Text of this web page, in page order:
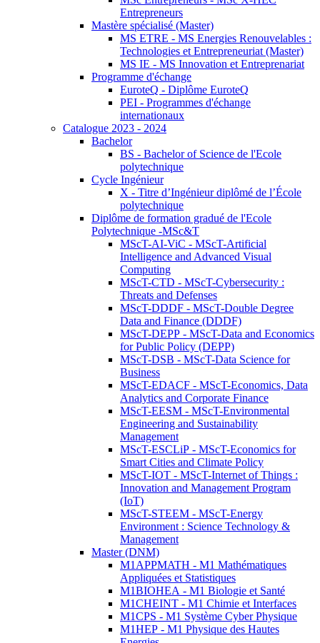
Entrepreneurs
Mastère spécialisé (Master)
MS ETRE - MS Energies Renouvelables :
Technologies et Entrepreneuriat (Master)
MS IE - MS Innovation et Entreprenariat
Programme d'échange
EuroteQ - Diplôme EuroteQ
PEI - Programmes d'échange
internationaux
Catalogue 2023 - 2024
Bachelor
BS - Bachelor of Science de l'Ecole
polytechnique
Cycle Ingénieur
X - Titre d’Ingénieur diplômé de l’École
polytechnique
Diplôme de formation gradué de l'Ecole
Polytechnique -MSc&T
MScT-AI-ViC - MScT-Artificial
Intelligence and Advanced Visual
Computing
MScT-CTD - MScT-Cybersecurity :
Threats and Defenses
MScT-DDDF - MScT-Double Degree
Data and Finance (DDDF)
MScT-DEPP - MScT-Data and Economics
for Public Policy (DEPP)
MScT-DSB - MScT-Data Science for
Business
MScT-EDACF - MScT-Economics, Data
Analytics and Corporate Finance
MScT-EESM - MScT-Environmental
Engineering and Sustainability
Management
MScT-ESCLiP - MScT-Economics for
Smart Cities and Climate Policy
MScT-IOT - MScT-Internet of Things :
Innovation and Management Program
(IoT)
MScT-STEEM - MScT-Energy
Environment : Science Technology &
Management
Master (DNM)
M1APPMATH - M1 Mathématiques
Appliquées et Statistiques
M1BIOHEA - M1 Biologie et Santé
M1CHEINT - M1 Chimie et Interfaces
M1CPS - M1 Système Cyber Physique
M1HEP - M1 Physique des Hautes